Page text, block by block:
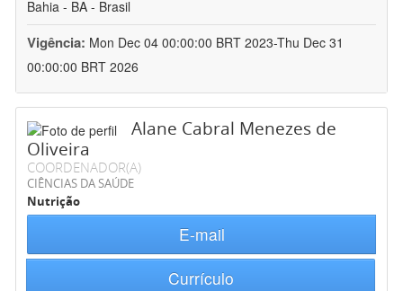
Bahia - BA - Brasil
Vigência: Mon Dec 04 00:00:00 BRT 2023-Thu Dec 31
00:00:00 BRT 2026
Alane Cabral Menezes de
Oliveira
COORDENADOR(A)
CIÊNCIAS DA SAÚDE
Nutrição
E-mail
Currículo